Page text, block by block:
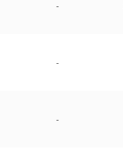
-
-
-